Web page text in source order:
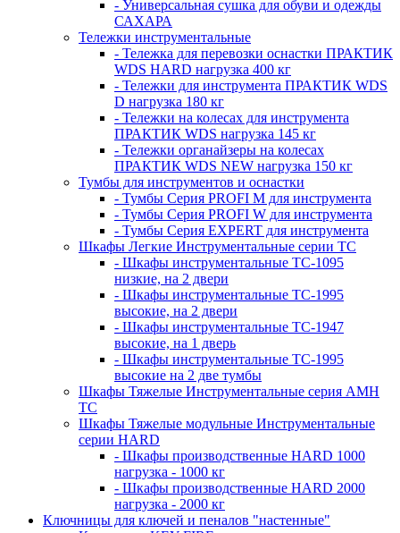
- Универсальная сушка для обуви и одежды
САХАРА
Тележки инструментальные
- Тележка для перевозки оснастки ПРАКТИК
WDS HARD нагрузка 400 кг
- Тележки для инструмента ПРАКТИК WDS
D нагрузка 180 кг
- Тележки на колесах для инструмента
ПРАКТИК WDS нагрузка 145 кг
- Тележки органайзеры на колесах
ПРАКТИК WDS NEW нагрузка 150 кг
Тумбы для инструментов и оснастки
- Тумбы Серия PROFI M для инструмента
- Тумбы Серия PROFI W для инструмента
- Тумбы Серия EXPERT для инструмента
Шкафы Легкие Инструментальные серии ТС
- Шкафы инструментальные TC-1095
низкие, на 2 двери
- Шкафы инструментальные TC-1995
высокие, на 2 двери
- Шкафы инструментальные ТС-1947
высокие, на 1 дверь
- Шкафы инструментальные ТС-1995
высокие на 2 две тумбы
Шкафы Тяжелые Инструментальные серия AMH
TC
Шкафы Тяжелые модульные Инструментальные
серии HARD
- Шкафы производственные HARD 1000
нагрузка - 1000 кг
- Шкафы производственные HARD 2000
нагрузка - 2000 кг
Ключницы для ключей и пеналов "настенные"